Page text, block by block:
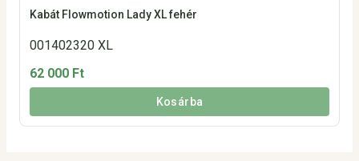
Kabát Flowmotion Lady XL fehér
001402320 XL
62 000 Ft
Kosárba